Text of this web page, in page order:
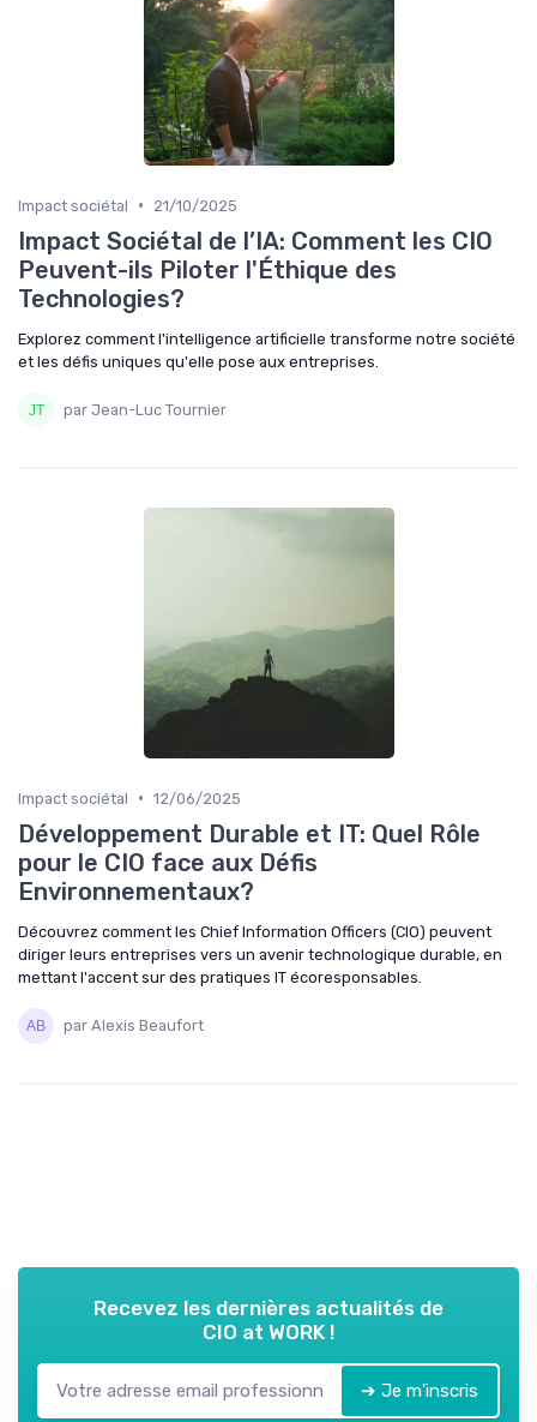
Impact sociétal • 21/10/2025
Impact Sociétal de l’IA: Comment les CIO
Peuvent-ils Piloter l'Éthique des
Technologies?
Explorez comment l'intelligence artificielle transforme notre société
et les défis uniques qu'elle pose aux entreprises.
par Jean-Luc Tournier
Impact sociétal • 12/06/2025
Développement Durable et IT: Quel Rôle
pour le CIO face aux Défis
Environnementaux?
Découvrez comment les Chief Information Officers (CIO) peuvent
diriger leurs entreprises vers un avenir technologique durable, en
mettant l'accent sur des pratiques IT écoresponsables.
par Alexis Beaufort
Recevez les dernières actualités de
CIO at WORK !
➔ Je m'inscris